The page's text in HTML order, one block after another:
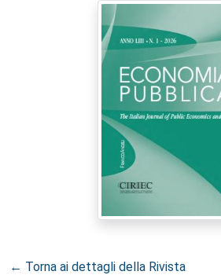
← Torna ai dettagli della Rivista